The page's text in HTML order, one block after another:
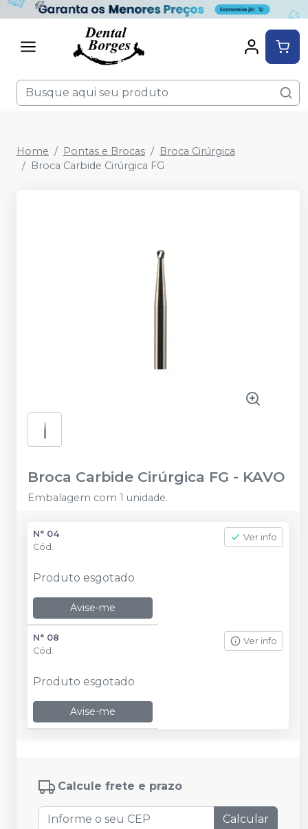
Home Pontas e Brocas
Broca Cirúrgica
Broca Carbide Cirúrgica FG
Broca Carbide Cirúrgica FG - KAVO
Embalagem com 1 unidade.
N° 04
Cód.
Ver info
Produto esgotado
Avise-me
N° 08
Cód.
Ver info
Produto esgotado
Avise-me
Calcule frete e prazo
Calcular